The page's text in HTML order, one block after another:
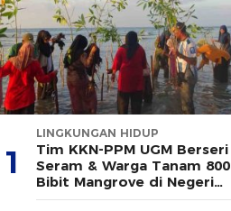
1
LINGKUNGAN HIDUP
Tim KKN-PPM UGM Berseri
Seram & Warga Tanam 800
Bibit Mangrove di Negeri
Wailulu